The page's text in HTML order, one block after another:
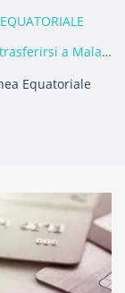
C'e qualche italiano che e o a intenzione di trasferirsi a Malabo (GE)
Equatoriale